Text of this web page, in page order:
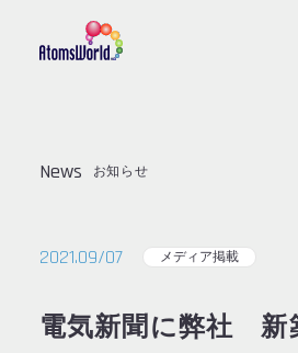
News お知らせ
2021.09/07 メディア掲載
電気新聞に弊社 新